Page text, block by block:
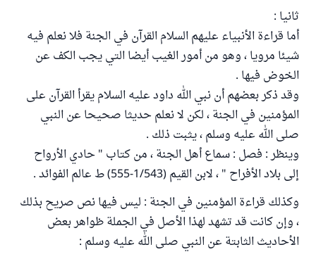
ثانيا :
أما قراءة الأنبياء عليهم السلام القرآن في الجنة فلا نعلم فيه
شيئا مرويا ، وهو من أمور الغيب أيضا التي يجب الكف عن
الخوض فيها .
وقد ذكر بعضهم أن نبي الله داود عليه السلام يقرأ القرآن على
المؤمنين في الجنة ، لكن لا نعلم حديثا صحيحا عن النبي
صلى الله عليه وسلم ، يثبت ذلك .
وينظر : فصل : سماع أهل الجنة ، من كتاب " حادي الأرواح
إلى بلاد الأفراح " ، لابن القيم (1/543-555) ط عالم الفوائد .
وكذلك قراءة المؤمنين في الجنة : ليس فيها نص صريح بذلك
، وإن كانت قد تشهد لهذا الأصل في الجملة ظواهر بعض
الأحاديث الثابتة عن النبي صلى الله عليه وسلم :